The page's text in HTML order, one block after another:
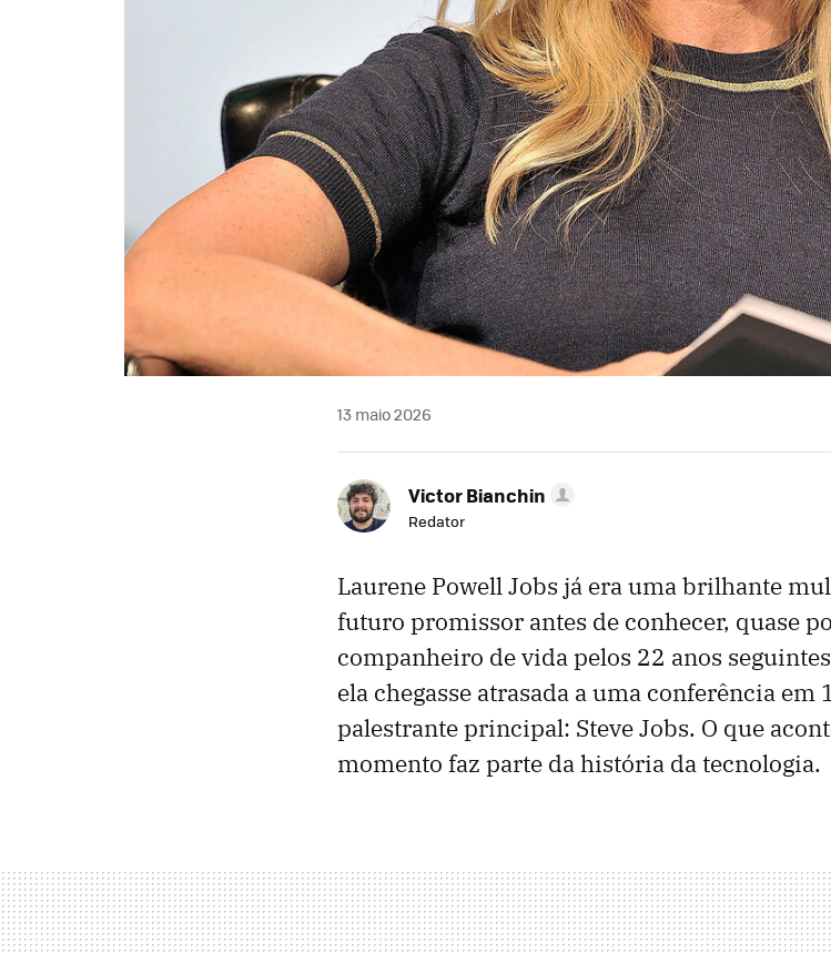
13 maio 2026
Victor Bianchin
Redator
Laurene Powell Jobs já era uma brilhante
futuro promissor antes de conhecer, quase
companheiro de vida pelos 22 anos
ela chegasse atrasada a uma conferência em
palestrante principal: Steve Jobs. O que
momento faz parte da história da tecnologia.